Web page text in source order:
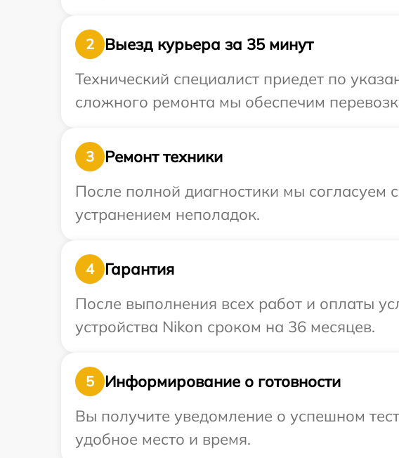
2
Выезд курьера за 35 минут
Технический специалист приедет по
сложного ремонта мы обеспечим
3
Ремонт техники
После полной диагностики мы согласуем
устранением неполадок.
4
Гарантия
После выполнения всех работ и оплаты
устройства Nikon сроком на 36 месяцев.
5
Информирование о готовности
Вы получите уведомление о успешном
удобное место и время.